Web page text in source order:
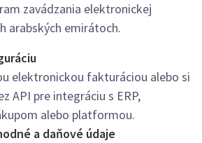
zavádzania elektronickej
arabských emirátoch.
elektronickou fakturáciou alebo si
API pre integráciu s ERP,
alebo platformou.
a daňové údaje